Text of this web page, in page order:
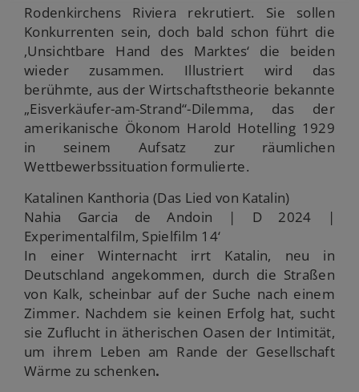
Rodenkirchens Riviera rekrutiert. Sie sollen
Konkurrenten sein, doch bald schon führt die
‚Unsichtbare Hand des Marktes‘ die beiden
wieder zusammen. Illustriert wird das
berühmte, aus der Wirtschaftstheorie bekannte
„Eisverkäufer-am-Strand“-Dilemma, das der
amerikanische Ökonom Harold Hotelling 1929
in seinem Aufsatz zur räumlichen
Wettbewerbssituation formulierte.
Katalinen Kanthoria (Das Lied von Katalin)
Nahia Garcia de Andoin | D 2024 |
Experimentalfilm, Spielfilm 14‘
In einer Winternacht irrt Katalin, neu in
Deutschland angekommen, durch die Straßen
von Kalk, scheinbar auf der Suche nach einem
Zimmer. Nachdem sie keinen Erfolg hat, sucht
sie Zuflucht in ätherischen Oasen der Intimität,
um ihrem Leben am Rande der Gesellschaft
Wärme zu schenken.